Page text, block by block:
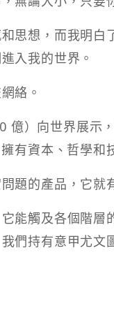
思想，而我明
入我的世界。
絡。
億）向世界展示
有資本、哲學和
題的產品，它就
能觸及各個階
們持有意甲尤文